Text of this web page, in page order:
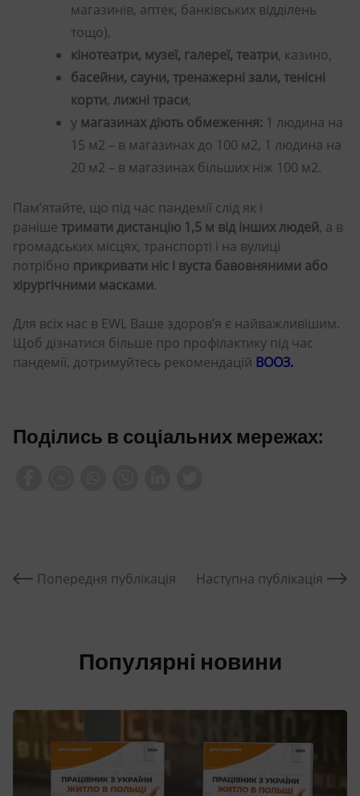
магазинів, аптек, банківських відділень
тощо),
кінотеатри, музеї, галереї, театри, казино,
басейни, сауни, тренажерні зали, тенісні
корти, лижні траси,
у магазинах діють обмеження: 1 людина на
15 м2 – в магазинах до 100 м2, 1 людина на
20 м2 – в магазинах більших ніж 100 м2.
Пам’ятайте, що під час пандемії слід як і
раніше тримати дистанцію 1,5 м від інших людей, а в
громадських місцях, транспорті і на вулиці
потрібно прикривати ніс і вуста бавовняними або
хірургічними масками.
Для всіх нас в EWL Ваше здоров’я є найважливішим.
Щоб дізнатися більше про профілактику під час
пандемії, дотримуйтесь рекомендацій ВООЗ.
Поділись в соціальних мережах:
Попередня публікація Наступна публікація
Популярні новини